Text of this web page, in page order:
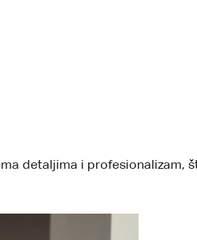
detaljima i profesionalizam,